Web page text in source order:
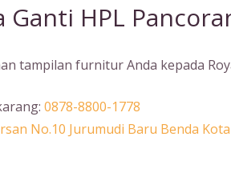
Ganti HPL
tampilan furnitur Anda kepada
0878-8800-1778
No.10 Jurumudi Baru Benda